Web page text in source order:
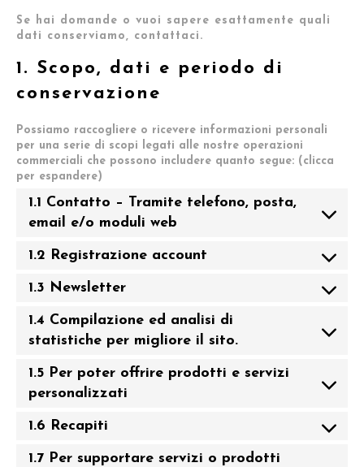
Se hai domande o vuoi sapere esattamente quali
dati conserviamo, contattaci.
1. Scopo, dati e periodo di
conservazione
Possiamo raccogliere o ricevere informazioni personali
per una serie di scopi legati alle nostre operazioni
commerciali che possono includere quanto segue: (clicca
per espandere)
1.1 Contatto – Tramite telefono, posta,
email e/o moduli web
1.2 Registrazione account
1.3 Newsletter
1.4 Compilazione ed analisi di
statistiche per migliore il sito.
1.5 Per poter offrire prodotti e servizi
personalizzati
1.6 Recapiti
1.7 Per supportare servizi o prodotti